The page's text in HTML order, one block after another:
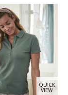
QUICK
VIEW